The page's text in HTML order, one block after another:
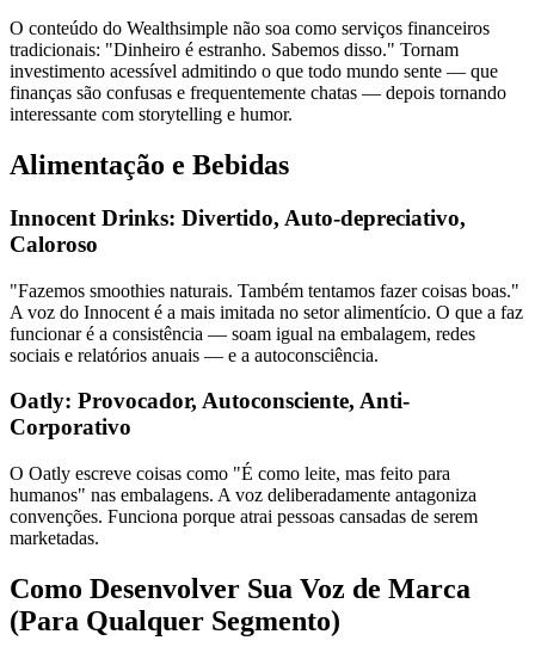
O conteúdo do Wealthsimple não soa como serviços financeiros
tradicionais: "Dinheiro é estranho. Sabemos disso." Tornam
investimento acessível admitindo o que todo mundo sente — que
finanças são confusas e frequentemente chatas — depois tornando
interessante com storytelling e humor.
Alimentação e Bebidas
Innocent Drinks: Divertido, Auto-depreciativo,
Caloroso
"Fazemos smoothies naturais. Também tentamos fazer coisas boas."
A voz do Innocent é a mais imitada no setor alimentício. O que a faz
funcionar é a consistência — soam igual na embalagem, redes
sociais e relatórios anuais — e a autoconsciência.
Oatly: Provocador, Autoconsciente, Anti-
Corporativo
O Oatly escreve coisas como "É como leite, mas feito para
humanos" nas embalagens. A voz deliberadamente antagoniza
convenções. Funciona porque atrai pessoas cansadas de serem
marketadas.
Como Desenvolver Sua Voz de Marca
(Para Qualquer Segmento)